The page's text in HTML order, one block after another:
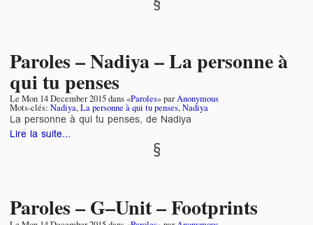
Paroles – Nadiya – La personne à
qui tu penses
Le Mon 14 December 2015dans «Paroles» parAnonymous
Mots-clés: Nadiya,La personne à qui tu penses,Nadiya
La personne à qui tu penses, de Nadiya
Lire la suite...
Paroles – G–Unit – Footprints